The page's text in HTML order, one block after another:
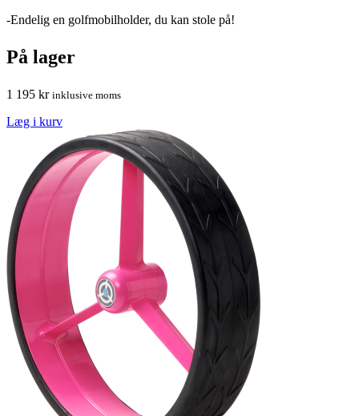
-Endelig en golfmobilholder, du kan stole på!
På lager
1 195 kr inklusive moms
Læg i kurv